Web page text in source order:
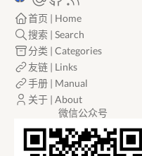
首页 | Home
搜索 | Search
分类 | Categories
友链 | Links
手册 | Manual
关于 | About
微信公众号